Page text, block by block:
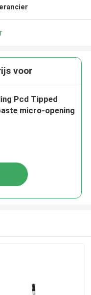
voor
Pcd Tipped
micro-opening